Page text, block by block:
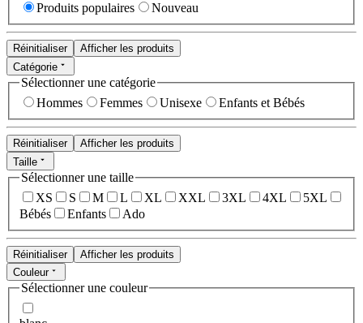
Produits populaires
Nouveau
Réinitialiser
Afficher les produits
Catégorie
Sélectionner une catégorie
Hommes
Femmes Unisexe Enfants et Bébés
Réinitialiser
Afficher les produits
Taille
Sélectionner une taille
XS
S M L XL XXL 3XL 4XL
5XL
Bébés
Enfants Ado
Réinitialiser
Afficher les produits
Couleur
Sélectionner une couleur